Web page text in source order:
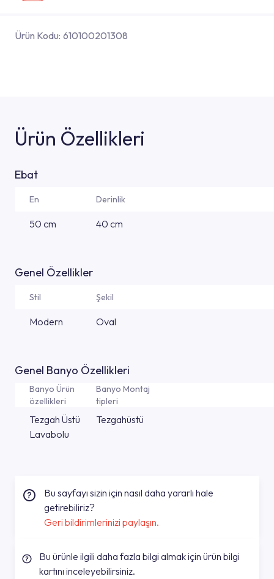
Ürün Kodu: 610100201308
Ürün Özellikleri
Ebat
En Derinlik
50 cm 40 cm
Genel Özellikler
Stil Şekil
Modern Oval
Genel Banyo Özellikleri
Banyo Ürün
özellikleri
Banyo Montaj
tipleri
Tezgah Üstü
Lavabolu
Tezgahüstü
Bu sayfayı sizin için nasıl daha yararlı hale
getirebiliriz?
Geri bildirimlerinizi paylaşın.
Bu ürünle ilgili daha fazla bilgi almak için ürün bilgi
kartını inceleyebilirsiniz.